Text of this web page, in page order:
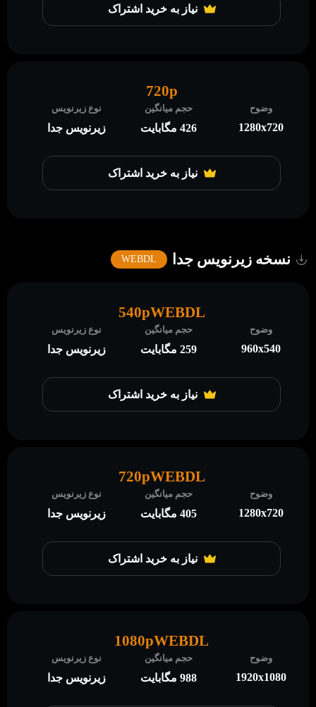
نیاز به خرید اشتراک
نیاز به خرید اشتراک
وضوح
1280x720
حجم میانگین
426 مگابایت
نوع زیرنویس
زیرنویس جدا
720p
نسخه زیرنویس جدا WEBDL
نیاز به خرید اشتراک
وضوح
960x540
حجم میانگین
259 مگابایت
نوع زیرنویس
زیرنویس جدا
540pWEBDL
نیاز به خرید اشتراک
وضوح
1280x720
حجم میانگین
405 مگابایت
نوع زیرنویس
زیرنویس جدا
720pWEBDL
وضوح
1920x1080
حجم میانگین
988 مگابایت
نوع زیرنویس
زیرنویس جدا
1080pWEBDL